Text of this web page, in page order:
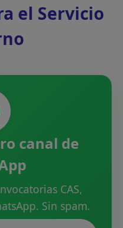
el Servicio
canal de
CAS,
Sin spam.